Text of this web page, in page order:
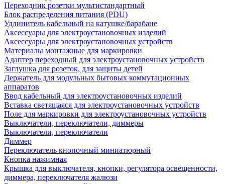
Переходник розетки мультистандартный
Блок распределения питания (PDU)
Удлинитель кабельный на катушке/барабане
Аксессуары для электроустановочных изделий
Аксессуары для электроустановочных устройств
Материалы монтажные для маркировки
Адаптер переходный для электроустановочных устройств
Заглушка для розеток, для защиты детей
Держатель для модульных бытовых коммутационных
аппаратов
Ввод кабельный для электроустановочных изделий
Вставка светящаяся для электроустановочных устройств
Поле для маркировки для электроустановочных устройств
Выключатели, переключатели, диммеры
Выключатели, переключатели
Диммер
Переключатель кнопочный миниатюрный
Кнопка нажимная
Крышка для выключателя, кнопки, регулятора освещенности,
диммера, переключателя жалюзи